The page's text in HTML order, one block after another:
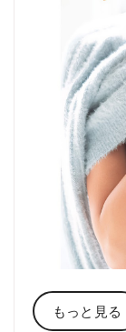
もっと見る